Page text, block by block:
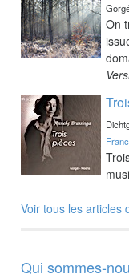
On
Voir tous les articles
Qui sommes-